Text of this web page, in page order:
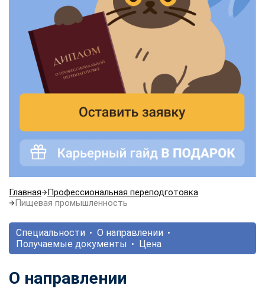
Главная
Профессиональная переподготовка
Пищевая промышленность
Специальности
О направлении
Получаемые документы
Цена
О направлении